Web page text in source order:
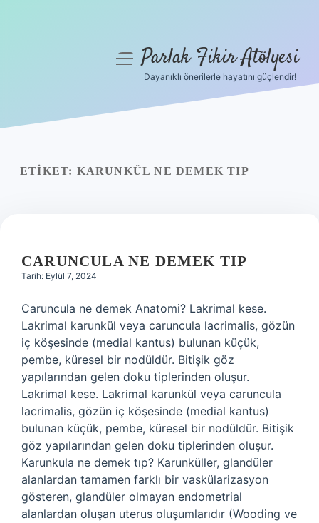
Yasal Uyarı
menüyüParlak Fikir Atölyesi
Dayanıklı önerilerle hayatını güçlendir!
ETIKET: KARUNKÜL NE DEMEK TIP
CARUNCULA NE DEMEK TIP
Tarih: Eylül 7, 2024
Caruncula ne demek Anatomi? Lakrimal kese.
Lakrimal karunkül veya caruncula lacrimalis, gözün
iç köşesinde (medial kantus) bulunan küçük,
pembe, küresel bir nodüldür. Bitişik göz
yapılarından gelen doku tiplerinden oluşur.
Lakrimal kese. Lakrimal karunkül veya caruncula
lacrimalis, gözün iç köşesinde (medial kantus)
bulunan küçük, pembe, küresel bir nodüldür. Bitişik
göz yapılarından gelen doku tiplerinden oluşur.
Karunkula ne demek tıp? Karunküller, glandüler
alanlardan tamamen farklı bir vaskülarizasyon
gösteren, glandüler olmayan endometrial
alanlardan oluşan uterus oluşumlarıdır (Wooding ve